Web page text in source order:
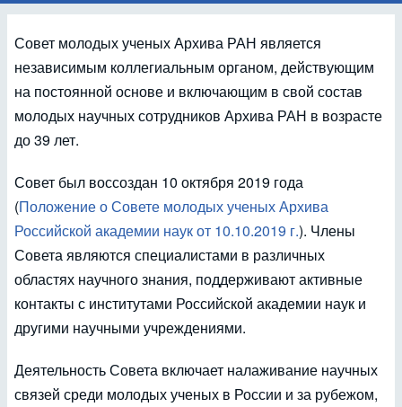
Совет молодых ученых Архива РАН является
независимым коллегиальным органом, действующим
на постоянной основе и включающим в свой состав
молодых научных сотрудников Архива РАН в возрасте
до 39 лет.
Совет был воссоздан 10 октября 2019 года
(Положение о Совете молодых ученых Архива
Российской академии наук от 10.10.2019 г.). Члены
Совета являются специалистами в различных
областях научного знания, поддерживают активные
контакты с институтами Российской академии наук и
другими научными учреждениями.
Деятельность Совета включает налаживание научных
связей среди молодых ученых в России и за рубежом,